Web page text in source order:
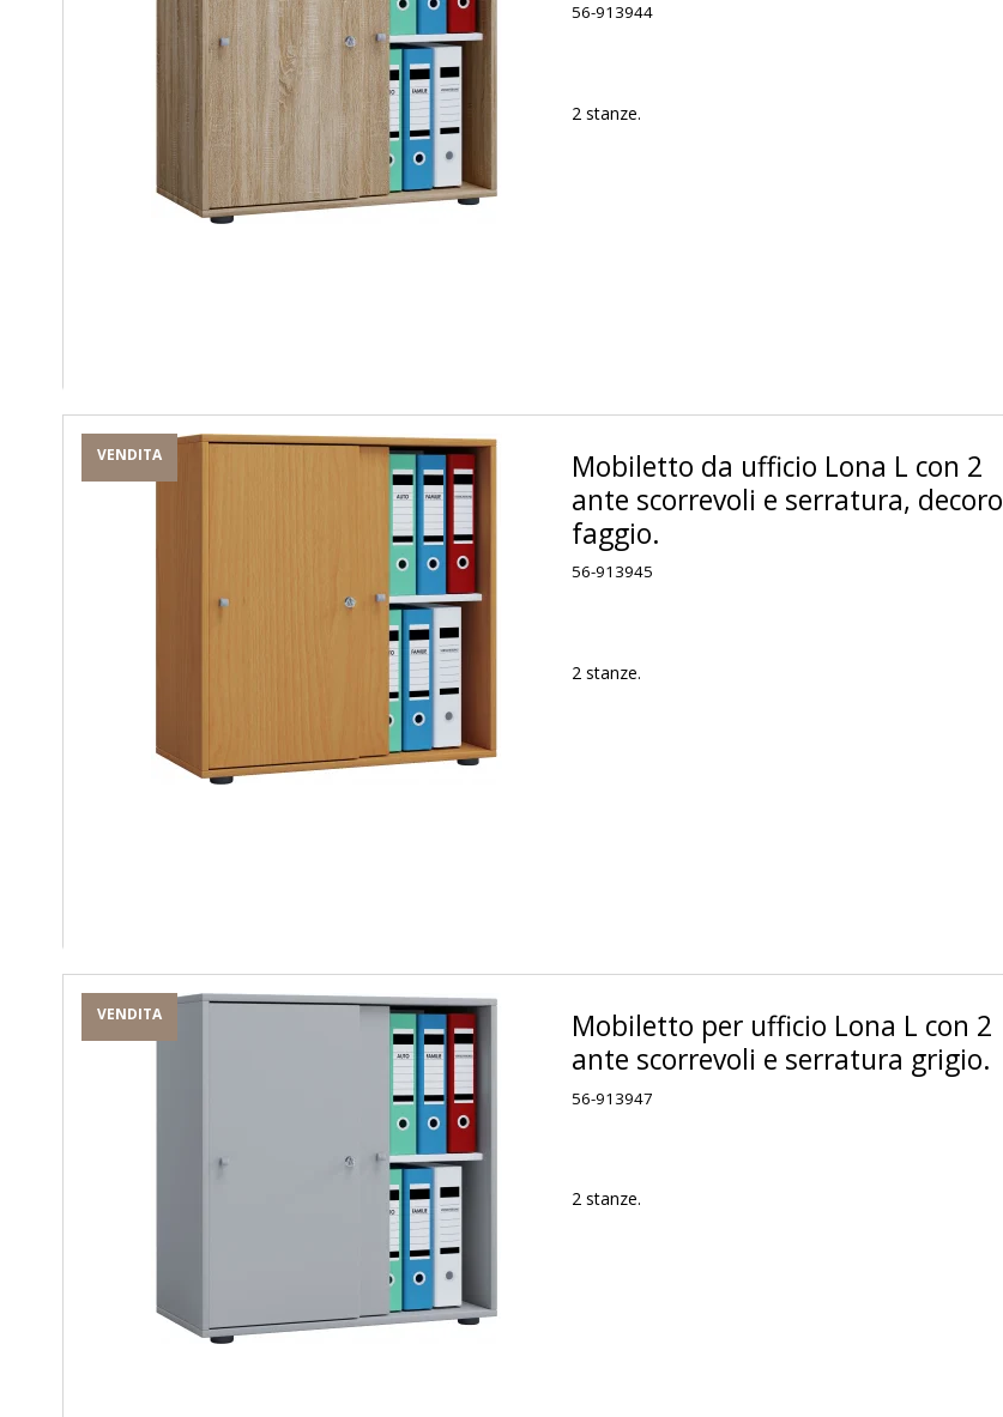
56-913944
2 stanze.
VENDITA
Mobiletto da ufficio Lona L con 2
ante scorrevoli e serratura, decoro
faggio.
56-913945
2 stanze.
VENDITA
Mobiletto per ufficio Lona L con 2
ante scorrevoli e serratura grigio.
56-913947
2 stanze.